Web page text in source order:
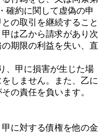
確約に関して虚偽の申
の取引を継続すること
は乙から請求があり次
期限の利益を失い、直
、甲に損害が生じた場
しません。また、乙に
の責任を負います。
に対する債権を他の金